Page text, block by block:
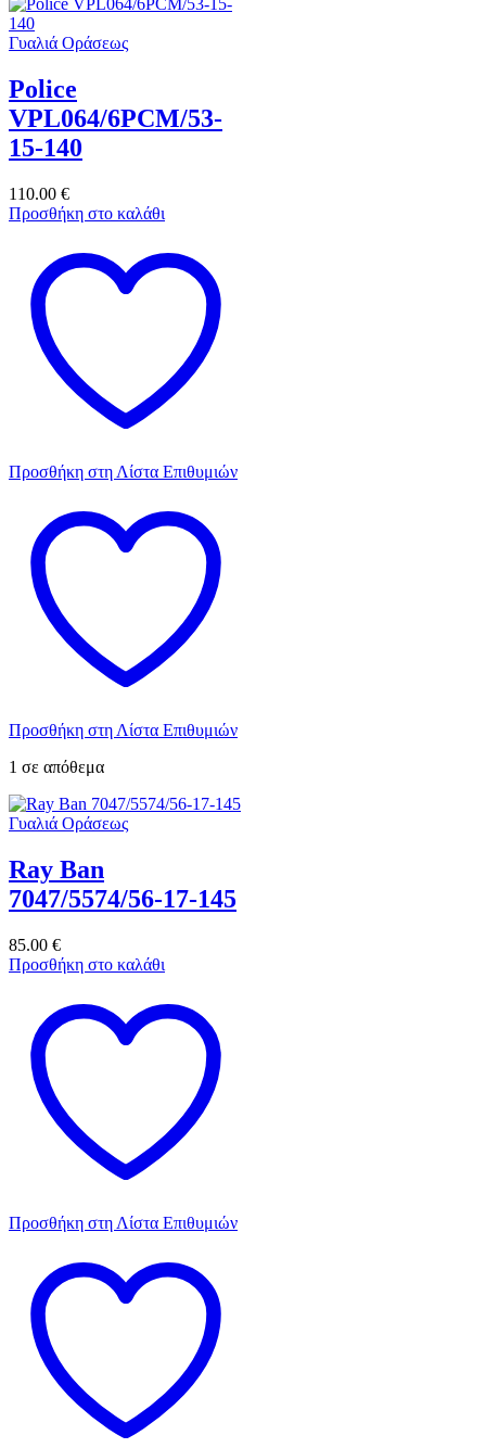
Γυαλιά Οράσεως
Police
VPL064/6PCM/53-
15-140
110.00 €
Προσθήκη στο καλάθι
Προσθήκη στη Λίστα Επιθυμιών
Προσθήκη στη Λίστα Επιθυμιών
1 σε απόθεμα
Γυαλιά Οράσεως
Ray Ban
7047/5574/56-17-145
85.00 €
Προσθήκη στο καλάθι
Προσθήκη στη Λίστα Επιθυμιών